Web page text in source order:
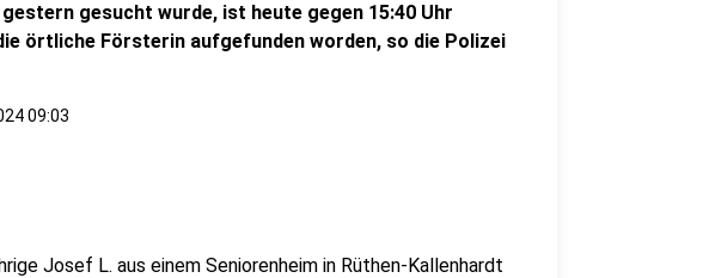
gesucht wurde, ist heute gegen 15:40 Uhr
örtliche Försterin aufgefunden worden, so die Polizei
09:03
Josef L. aus einem Seniorenheim in Rüthen-Kallenhardt